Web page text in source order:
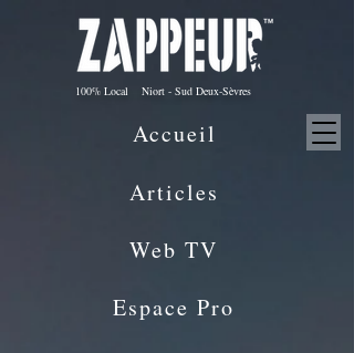
100% Local Niort - Sud Deux-Sèvres
Articles
Web TV
Espace Pro
Accueil